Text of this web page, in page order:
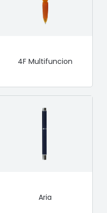
4F Multifuncion
Aria